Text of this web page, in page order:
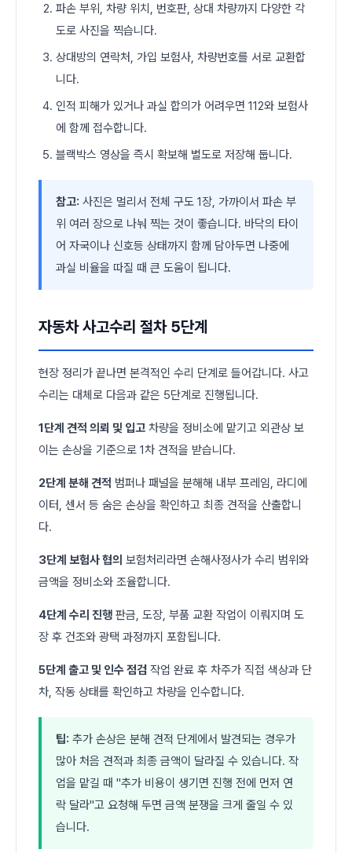
파손 부위, 차량 위치, 번호판, 상대 차량까지 다양한 각
도로 사진을 찍습니다.
상대방의 연락처, 가입 보험사, 차량번호를 서로 교환합
니다.
인적 피해가 있거나 과실 합의가 어려우면 112와 보험사
에 함께 접수합니다.
블랙박스 영상을 즉시 확보해 별도로 저장해 둡니다.
참고: 사진은 멀리서 전체 구도 1장, 가까이서 파손 부
위 여러 장으로 나눠 찍는 것이 좋습니다. 바닥의 타이
어 자국이나 신호등 상태까지 함께 담아두면 나중에
과실 비율을 따질 때 큰 도움이 됩니다.
자동차 사고수리 절차 5단계
현장 정리가 끝나면 본격적인 수리 단계로 들어갑니다. 사고
수리는 대체로 다음과 같은 5단계로 진행됩니다.
1단계 견적 의뢰 및 입고 차량을 정비소에 맡기고 외관상 보
이는 손상을 기준으로 1차 견적을 받습니다.
2단계 분해 견적 범퍼나 패널을 분해해 내부 프레임, 라디에
이터, 센서 등 숨은 손상을 확인하고 최종 견적을 산출합니
다.
3단계 보험사 협의 보험처리라면 손해사정사가 수리 범위와
금액을 정비소와 조율합니다.
4단계 수리 진행 판금, 도장, 부품 교환 작업이 이뤄지며 도
장 후 건조와 광택 과정까지 포함됩니다.
5단계 출고 및 인수 점검 작업 완료 후 차주가 직접 색상과 단
차, 작동 상태를 확인하고 차량을 인수합니다.
팁: 추가 손상은 분해 견적 단계에서 발견되는 경우가
많아 처음 견적과 최종 금액이 달라질 수 있습니다. 작
업을 맡길 때 "추가 비용이 생기면 진행 전에 먼저 연
락 달라"고 요청해 두면 금액 분쟁을 크게 줄일 수 있
습니다.